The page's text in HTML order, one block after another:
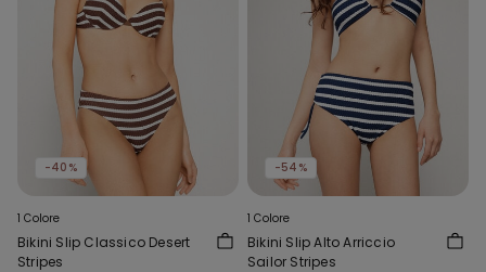
-40%
1 Colore
Bikini Slip Classico Desert
Stripes
-54%
1 Colore
Bikini Slip Alto Arriccio
Sailor Stripes